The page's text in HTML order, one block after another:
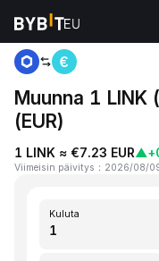
Koti LINK to EUR
Muunna 1 LINK
(EUR)
1 LINK ≈ €7.23 EUR▲
Viimeisin päivitys ： 2026/08/
Kuluta